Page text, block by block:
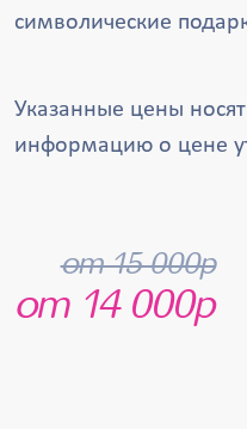
символические
Указанные цены
информацию о цене
от 15 000р
от 14 000р